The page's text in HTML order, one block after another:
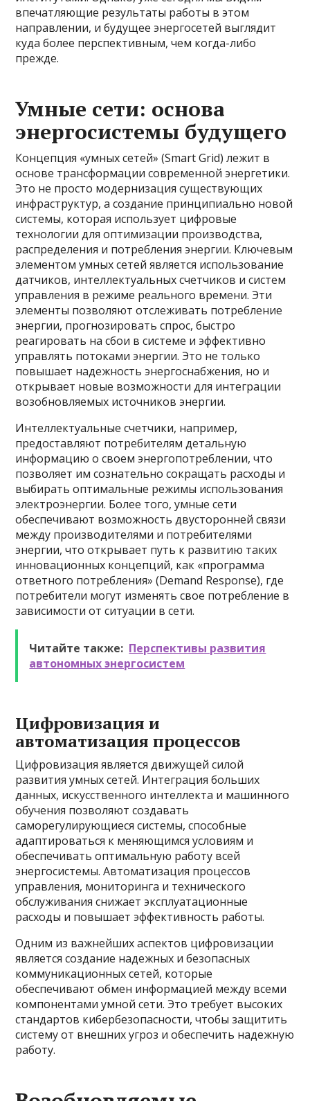
впечатляющие результаты работы в этом
направлении, и будущее энергосетей выглядит
куда более перспективным, чем когда-либо
прежде.
Умные сети: основа
энергосистемы будущего
Концепция «умных сетей» (Smart Grid) лежит в
основе трансформации современной энергетики.
Это не просто модернизация существующих
инфраструктур, а создание принципиально новой
системы, которая использует цифровые
технологии для оптимизации производства,
распределения и потребления энергии. Ключевым
элементом умных сетей является использование
датчиков, интеллектуальных счетчиков и систем
управления в режиме реального времени. Эти
элементы позволяют отслеживать потребление
энергии, прогнозировать спрос, быстро
реагировать на сбои в системе и эффективно
управлять потоками энергии. Это не только
повышает надежность энергоснабжения, но и
открывает новые возможности для интеграции
возобновляемых источников энергии.
Интеллектуальные счетчики, например,
предоставляют потребителям детальную
информацию о своем энергопотреблении, что
позволяет им сознательно сокращать расходы и
выбирать оптимальные режимы использования
электроэнергии. Более того, умные сети
обеспечивают возможность двусторонней связи
между производителями и потребителями
энергии, что открывает путь к развитию таких
инновационных концепций, как «программа
ответного потребления» (Demand Response), где
потребители могут изменять свое потребление в
зависимости от ситуации в сети.
Читайте также: Перспективы развития
автономных энергосистем
Цифровизация и
автоматизация процессов
Цифровизация является движущей силой
развития умных сетей. Интеграция больших
данных, искусственного интеллекта и машинного
обучения позволяют создавать
саморегулирующиеся системы, способные
адаптироваться к меняющимся условиям и
обеспечивать оптимальную работу всей
энергосистемы. Автоматизация процессов
управления, мониторинга и технического
обслуживания снижает эксплуатационные
расходы и повышает эффективность работы.
Одним из важнейших аспектов цифровизации
является создание надежных и безопасных
коммуникационных сетей, которые
обеспечивают обмен информацией между всеми
компонентами умной сети. Это требует высоких
стандартов кибербезопасности, чтобы защитить
систему от внешних угроз и обеспечить надежную
работу.